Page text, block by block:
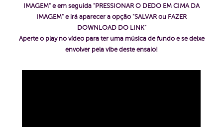
IMAGEM" e em seguida "PRESSIONAR O DEDO EM CIMA DA
IMAGEM" e irá aparecer a opção "SALVAR ou FAZER
DOWNLOAD DO LINK"
Aperte o play no vídeo para ter uma música de fundo e se deixe
envolver pela vibe deste ensaio!